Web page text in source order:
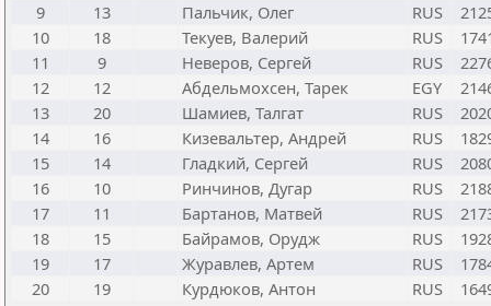
9
13 Пальчик, Олег RUS
10
18 Текуев, Валерий RUS
11
9 Неверов, Сергей RUS
12
12 Абдельмохсен, Тарек EGY
13
20 Шамиев, Талгат RUS
14
16 Кизевальтер, Андрей RUS
15
14 Гладкий, Сергей RUS
16
10 Ринчинов, Дугар RUS
17
11 Бартанов, Матвей RUS
18
15 Байрамов, Орудж RUS
19
17 Журавлев, Артем RUS
20
19 Курдюков, Антон RUS